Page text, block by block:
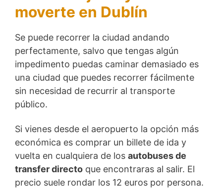
moverte en Dublín
Se puede recorrer la ciudad andando
perfectamente, salvo que tengas algún
impedimento puedas caminar demasiado es
una ciudad que puedes recorrer fácilmente
sin necesidad de recurrir al transporte
público.
Si vienes desde el aeropuerto la opción más
económica es comprar un billete de ida y
vuelta en cualquiera de los autobuses de
transfer directo que encontraras al salir. El
precio suele rondar los 12 euros por persona.